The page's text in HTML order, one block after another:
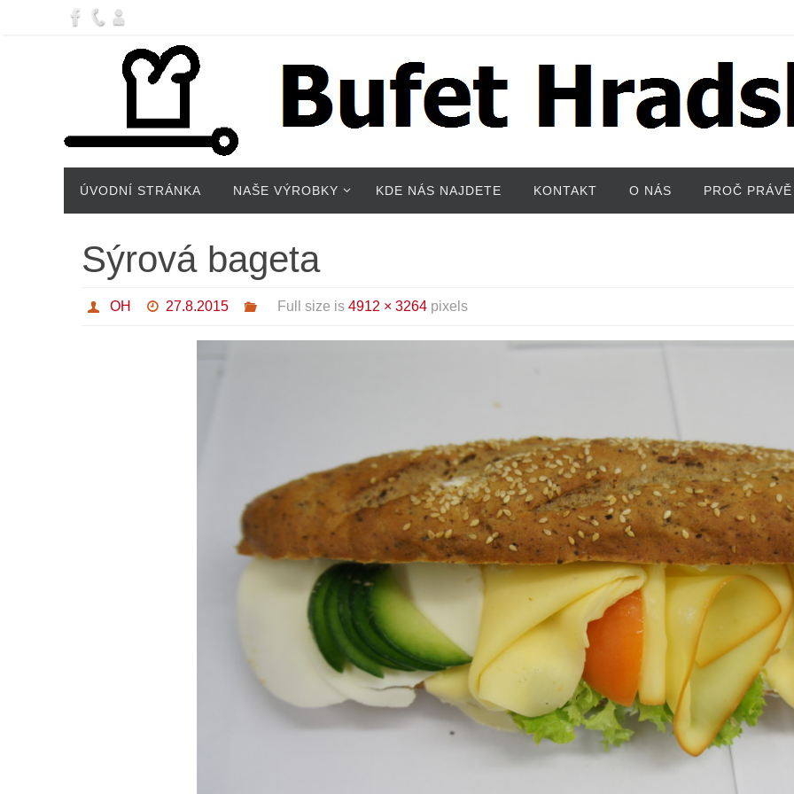
ÚVODNÍ STRÁNKA NAŠE VÝROBKY KDE NÁS NAJDETE KONTAKT O NÁS PROČ
Sýrová bageta
OH 27.8.2015 Full size is4912 × 3264 pixels